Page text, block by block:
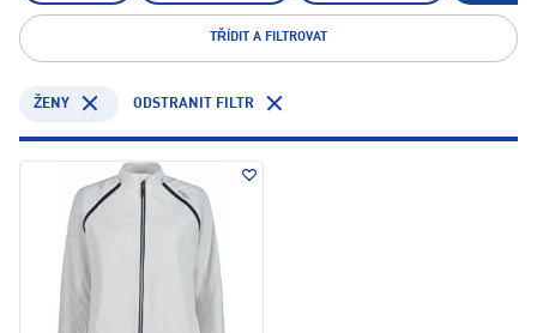
TŘÍDIT A FILTROVAT
ŽENY ODSTRANIT FILTR